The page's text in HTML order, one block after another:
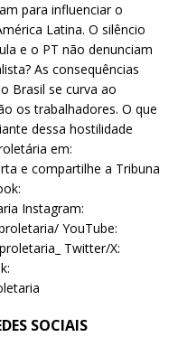
para influenciar o
Latina. O silêncio
e o PT não denunciam
As consequências
Brasil se curva ao
os trabalhadores. O que
dessa hostilidade
em:
e compartilhe a Tribuna
Instagram:
YouTube:
Twitter/X:
SOCIAIS